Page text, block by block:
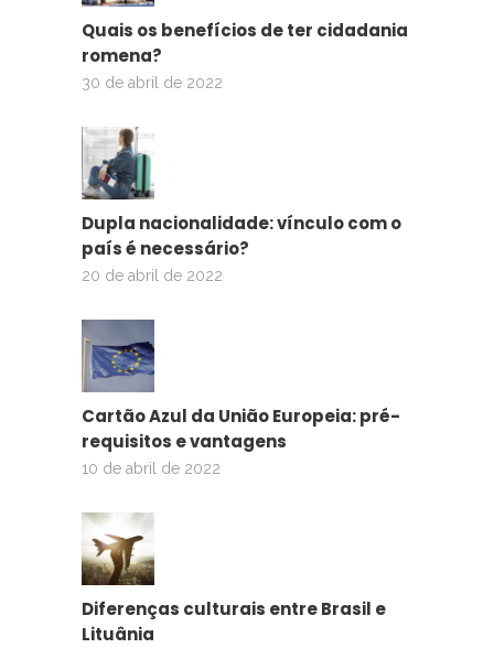
Quais os benefícios de ter cidadania
romena?
30 de abril de 2022
Dupla nacionalidade: vínculo com o
país é necessário?
20 de abril de 2022
Cartão Azul da União Europeia: pré-
requisitos e vantagens
10 de abril de 2022
Diferenças culturais entre Brasil e
Lituânia